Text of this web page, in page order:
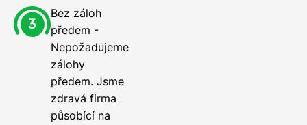
Bez záloh
předem -
Nepožadujeme
zálohy
předem. Jsme
zdravá firma
působící na